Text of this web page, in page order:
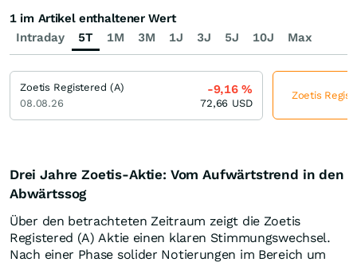
Drei Jahre Zoetis-Aktie: Vom Aufwärtstrend in den
Abwärtssog
Über den betrachteten Zeitraum zeigt die Zoetis
Registered (A) Aktie einen klaren Stimmungswechsel.
Nach einer Phase solider Notierungen im Bereich um
Intraday 5T 1M 3M 1J 3J 5J 10J Max
1 im Artikel enthaltener Wert
Zoetis Registered (A)
08.08.26
-9,16%
72,66 USD
Zoetis